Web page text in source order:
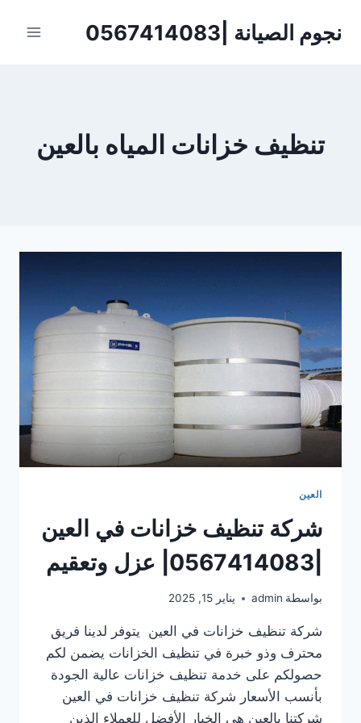
نجوم الصيانة |0567414083
تنظيف خزانات المياه بالعين
العين
شركة تنظيف خزانات في العين
بواسطة admin يناير 15, 2025
شركة تنظيف خزانات في العين يتوفر لدينا فريق
محترف وذو خبرة في تنظيف الخزانات يضمن لكم
حصولكم على خدمة تنظيف خزانات عالية الجودة
بأنسب الأسعار شركة تنظيف خزانات في العين
شركتنا بالعين هي الخيار الأفضل للعملاء الذين